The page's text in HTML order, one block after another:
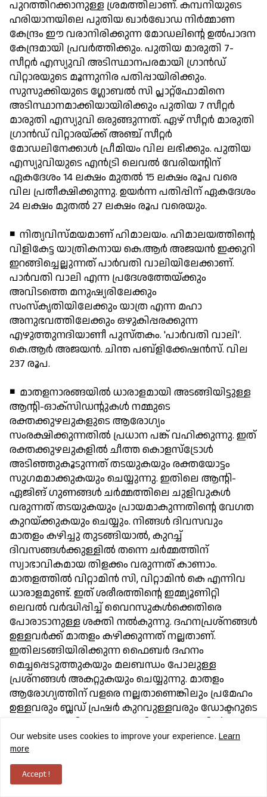
പുറത്തിറക്കാനുള്ള ശ്രമത്തിലാണ്. കമ്പനിയുടെ
ഹരിയാനയിലെ പുതിയ ഖാര്‍ഖോഡ നിര്‍മ്മാണ
കേന്ദ്രം ഈ വരാനിരിക്കുന്ന മോഡലിന്റെ ഉല്‍പാദന
കേന്ദ്രമായി പ്രവര്‍ത്തിക്കും. പുതിയ മാരുതി 7-
സീറ്റര്‍ എസ്യുവി അടിസ്ഥാനപരമായി ഗ്രാന്‍ഡ്
വിറ്റാരയുടെ മൂന്നുനിര പതിപ്പായിരിക്കും.
സുസുക്കിയുടെ ഗ്ലോബല്‍ സി പ്ലാറ്റ്‌ഫോമിനെ
അടിസ്ഥാനമാക്കിയായിരിക്കും പുതിയ 7 സീറ്റര്‍
മാരുതി എസ്യുവി ഒരുങ്ങുന്നത്. ഏഴ് സീറ്റര്‍ മാരുതി
ഗ്രാന്‍ഡ് വിറ്റാരയ്ക്ക് അഞ്ച് സീറ്റര്‍
മോഡലിനേക്കാള്‍ പ്രീമിയം വില ലഭിക്കും. പുതിയ
എസ്യുവിയുടെ എന്‍ട്രി ലെവല്‍ വേരിയന്റിന്
ഏകദേശം 14 ലക്ഷം മുതല്‍ 15 ലക്ഷം രൂപ വരെ
വില പ്രതീക്ഷിക്കുന്നു. ഉയര്‍ന്ന പതിപ്പിന് ഏകദേശം
24 ലക്ഷം മുതല്‍ 27 ലക്ഷം രൂപ വരെയും.
◾ നിത്യവിസ്മയമാണ് ഹിമാലയം. ഹിമാലയത്തിന്റെ
വിളികേട്ട യാത്രികനായ കെ.ആര്‍ അജയന്‍ ഇക്കുറി
ഇറങ്ങിച്ചെല്ലുന്നത് പാര്‍വതി വാലിയിലേക്കാണ്.
പാര്‍വതി വാലി എന്ന പ്രദേശത്തേയ്ക്കും
അവിടത്തെ മനുഷ്യരിലേക്കും
സംസ്‌കൃതിയിലേക്കും യാത്ര എന്ന മഹാ
അനുഭവത്തിലേക്കും ഒഴുകിപ്പരക്കുന്ന
എഴുത്തുനദിയാണീ പുസ്തകം. 'പാര്‍വതി വാലി'.
കെ.ആര്‍ അജയന്‍. ചിന്ത പബ്ളിക്കേഷന്‍സ്. വില
237 രൂപ.
◾ മാതളനാരങ്ങയില്‍ ധാരാളമായി അടങ്ങിയിട്ടുള്ള
ആന്റി-ഓക്‌സിഡന്റുകള്‍ നമ്മുടെ
രക്തക്കുഴലുകളുടെ ആരോഗ്യം
സംരക്ഷിക്കുന്നതില്‍ പ്രധാന പങ്ക് വഹിക്കുന്നു. ഇത്
രക്തക്കുഴലുകളില്‍ ചീത്ത കൊളസ്ട്രോള്‍
അടിഞ്ഞുകൂടുന്നത് തടയുകയും രക്തയോട്ടം
സുഗമമാക്കുകയും ചെയ്യുന്നു. ഇതിലെ ആന്റി-
ഏജിങ് ഗുണങ്ങള്‍ ചര്‍മ്മത്തിലെ ചുളിവുകള്‍
വരുന്നത് തടയുകയും പ്രായമാകുന്നതിന്റെ വേഗത
കുറയ്ക്കുകയും ചെയ്യും. നിങ്ങള്‍ ദിവസവും
മാതളം കഴിച്ചു തുടങ്ങിയാല്‍, കുറച്ച്
ദിവസങ്ങള്‍ക്കുള്ളില്‍ തന്നെ ചര്‍മ്മത്തിന്
സ്വാഭാവികമായ തിളക്കം വരുന്നത് കാണാം.
മാതളത്തില്‍ വിറ്റാമിന്‍ സി, വിറ്റാമിന്‍ കെ എന്നിവ
ധാരാളമുണ്ട്. ഇത് ശരീരത്തിന്റെ ഇമ്മ്യൂണിറ്റി
ലെവല്‍ വര്‍ദ്ധിപ്പിച്ച് വൈറസുകള്‍ക്കെതിരെ
പോരാടാനുള്ള ശക്തി നല്‍കുന്നു. ദഹനപ്രശ്നങ്ങള്‍
ഉള്ളവര്‍ക്ക് മാതളം കഴിക്കുന്നത് നല്ലതാണ്.
ഇതിലടങ്ങിയിരിക്കുന്ന ഫൈബര്‍ ദഹനം
മെച്ചപ്പെടുത്തുകയും മലബന്ധം പോലുള്ള
പ്രശ്നങ്ങള്‍ അകറ്റുകയും ചെയ്യുന്നു. മാതളം
ആരോഗ്യത്തിന് വളരെ നല്ലതാണെങ്കിലും പ്രമേഹം
ഉള്ളവരും ബ്ലഡ് പ്രഷര്‍ കുറവുള്ളവരും ഡോക്ടറുടെ
ഉപദേശം തേടിയ ശേഷം ശരിയായ അളവില്‍ മാത്രം
കഴിക്കണം.
*ശുഭദിനം*
*കവിത കണ്ണന്‍*
Our website uses cookies to improve your experience. Learn
more
Accept !